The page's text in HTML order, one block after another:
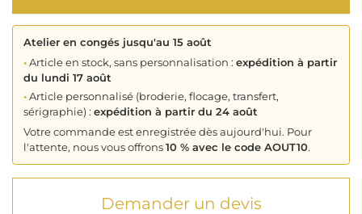
Atelier en congés jusqu'au 15 août
•Article en stock, sans personnalisation : expédition à partir
du lundi 17 août
•Article personnalisé (broderie, flocage, transfert,
sérigraphie) : expédition à partir du 24 août
Votre commande est enregistrée dès aujourd'hui. Pour
l'attente, nous vous offrons10 % avec le code AOUT10.
Demander un devis